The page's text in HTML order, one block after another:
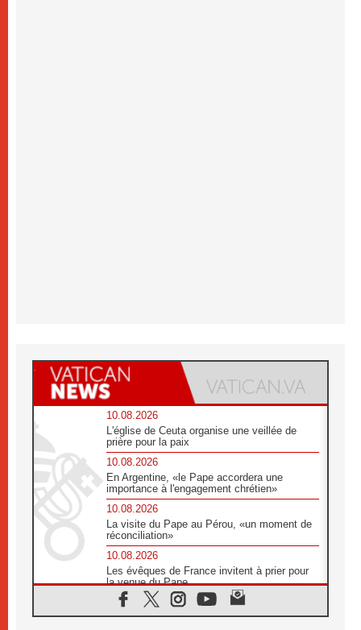
10.08.2026
L'église de Ceuta organise une veillée de
prière pour la paix
10.08.2026
En Argentine, «le Pape accordera une
importance à l'engagement chrétien»
10.08.2026
La visite du Pape au Pérou, «un moment de
réconciliation»
10.08.2026
Les évêques de France invitent à prier pour
la venue du Pape
10.08.2026
Création d'un réseau des médias catholiques